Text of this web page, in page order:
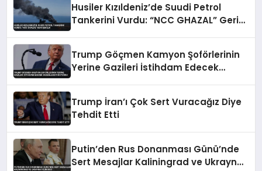
Husiler Kızıldeniz’de Suudi Petrol
Tankerini Vurdu: “NCC GHAZAL” Geri
Trump Göçmen Kamyon Şoförlerinin
Yerine Gazileri İstihdam Edecek
Trump İran’ı Çok Sert Vuracağız Diye
Tehdit Etti
Putin’den Rus Donanması Günü’nde
Sert Mesajlar Kaliningrad ve Ukrayna